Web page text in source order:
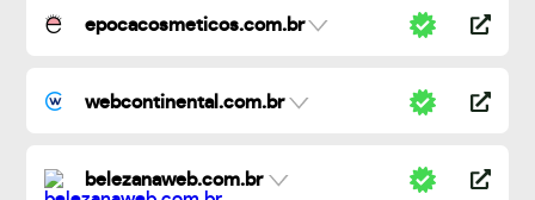
epocacosmeticos.com.br
webcontinental.com.br
belezanaweb.com.br